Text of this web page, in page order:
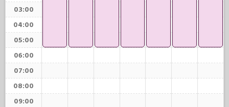
03:00
04:00
05:00
06:00
07:00
08:00
09:00